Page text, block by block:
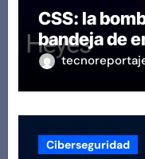
CSS: la
bandeja de
Ciberseguridad